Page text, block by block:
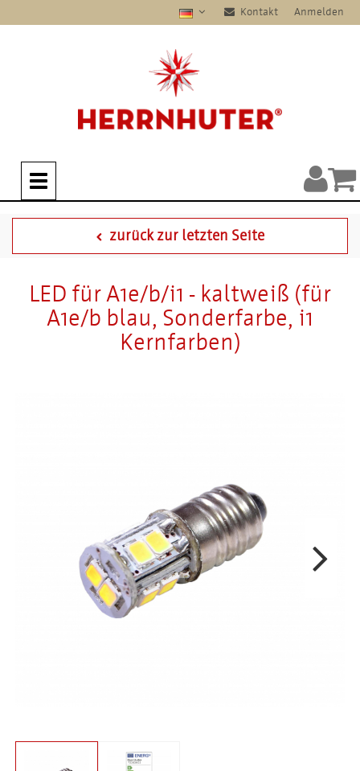
Kontakt Anmelden
zurück zur letzten Seite
LED für A1e/b/i1 - kaltweiß (für
A1e/b blau, Sonderfarbe, i1
Kernfarben)